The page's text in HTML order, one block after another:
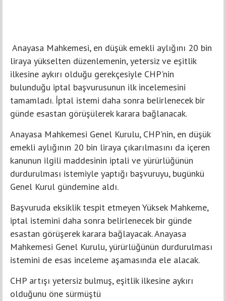
Anayasa Mahkemesi, en düşük emekli aylığını 20 bin
liraya yükselten düzenlemenin, yetersiz ve eşitlik
ilkesine aykırı olduğu gerekçesiyle CHP'nin
bulunduğu iptal başvurusunun ilk incelemesini
tamamladı. İptal istemi daha sonra belirlenecek bir
günde esastan görüşülerek karara bağlanacak.
Anayasa Mahkemesi Genel Kurulu, CHP'nin, en düşük
emekli aylığının 20 bin liraya çıkarılmasını da içeren
kanunun ilgili maddesinin iptali ve yürürlüğünün
durdurulması istemiyle yaptığı başvuruyu, bugünkü
Genel Kurul gündemine aldı.
Başvuruda eksiklik tespit etmeyen Yüksek Mahkeme,
iptal istemini daha sonra belirlenecek bir günde
esastan görüşerek karara bağlayacak. Anayasa
Mahkemesi Genel Kurulu, yürürlüğünün durdurulması
istemini de esas inceleme aşamasında ele alacak.
CHP artışı yetersiz bulmuş, eşitlik ilkesine aykırı
olduğunu öne sürmüştü